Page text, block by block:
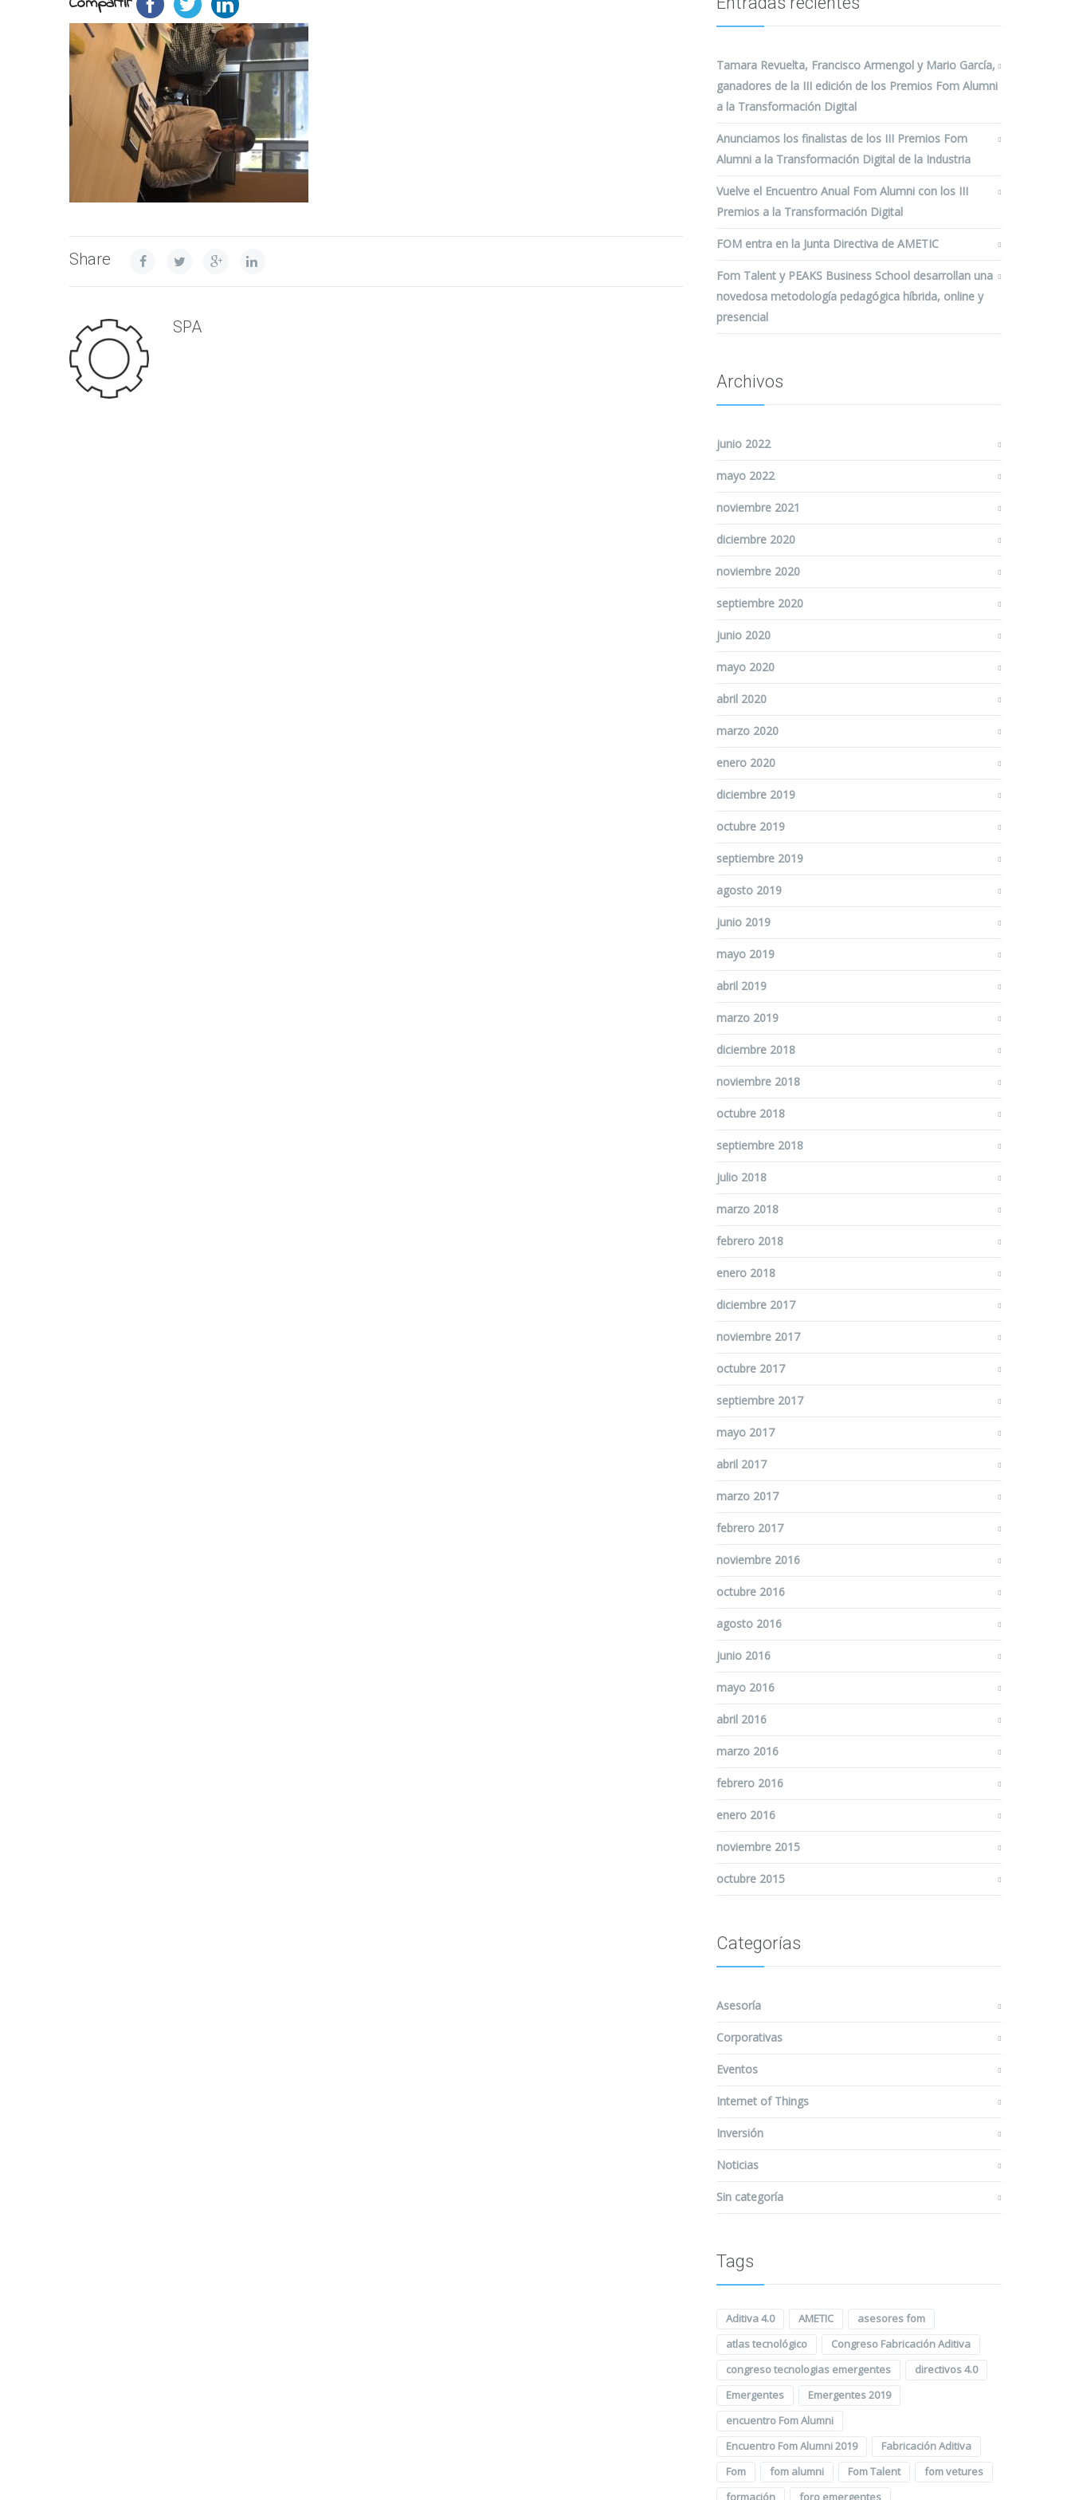
Share
SPA
Tamara Revuelta, Francisco Armengol y Mario García,
ganadores de la III edición de los Premios Fom Alumni
a la Transformación Digital
Anunciamos los finalistas de los III Premios Fom
Alumni a la Transformación Digital de la Industria
Vuelve el Encuentro Anual Fom Alumni con los III
Premios a la Transformación Digital
FOM entra en la Junta Directiva de AMETIC
Fom Talent y PEAKS Business School desarrollan una
novedosa metodología pedagógica híbrida, online y
presencial
Archivos
junio 2022
mayo 2022
noviembre 2021
diciembre 2020
noviembre 2020
septiembre 2020
junio 2020
mayo 2020
abril 2020
marzo 2020
enero 2020
diciembre 2019
octubre 2019
septiembre 2019
agosto 2019
junio 2019
mayo 2019
abril 2019
marzo 2019
diciembre 2018
noviembre 2018
octubre 2018
septiembre 2018
julio 2018
marzo 2018
febrero 2018
enero 2018
diciembre 2017
noviembre 2017
octubre 2017
septiembre 2017
mayo 2017
abril 2017
marzo 2017
febrero 2017
noviembre 2016
octubre 2016
agosto 2016
junio 2016
mayo 2016
abril 2016
marzo 2016
febrero 2016
enero 2016
noviembre 2015
octubre 2015
Categorías
Asesoría
Corporativas
Eventos
Internet of Things
Inversión
Noticias
Sin categoría
Tags
Aditiva 4.0 AMETIC
asesores fom
atlas tecnológico
Congreso Fabricación Aditiva
congreso tecnologias emergentes
directivos 4.0
Emergentes
Emergentes 2019
encuentro Fom Alumni
Encuentro Fom Alumni 2019
Fabricación Aditiva
Fom
fom alumni Fom Talent
fom vetures
formación
foro emergentes